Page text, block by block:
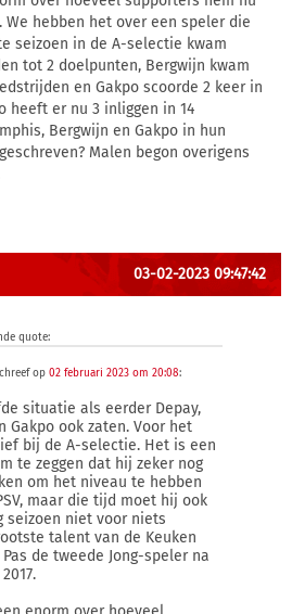
hebben het over een speler die
seizoen in de A-selectie kwam
tot 2 doelpunten, Bergwijn kwam
en Gakpo scoorde 2 keer in
heeft er nu 3 inliggen in 14
Bergwijn en Gakpo in hun
Malen begon overigens
03-02-2023 09:47:42
quote:
op 02 februari 2023 om 20:08:
situatie als eerder Depay,
Gakpo ook zaten. Voor het
bij de A-selectie. Het is een
te zeggen dat hij zeker nog
om het niveau te hebben
maar die tijd moet hij ook
seizoen niet voor niets
talent van de Keuken
de tweede Jong-speler na